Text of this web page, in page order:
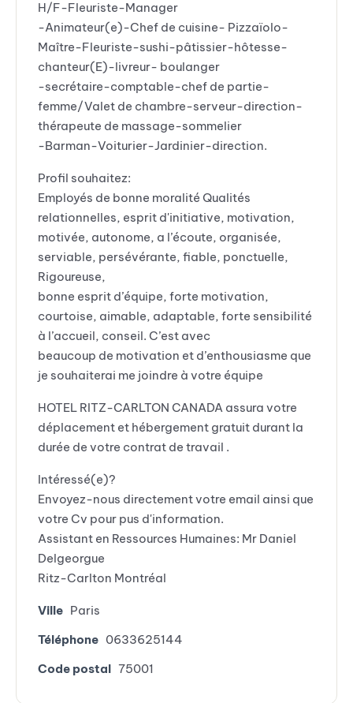
H/F-Fleuriste-Manager
-Animateur(e)-Chef de cuisine- Pizzaïolo-
Maître-Fleuriste-sushi-pâtissier-hôtesse-
chanteur(E)-livreur- boulanger
-secrétaire-comptable-chef de partie-
femme/Valet de chambre-serveur-direction-
thérapeute de massage-sommelier
-Barman-Voiturier-Jardinier-direction.
Profil souhaitez:
Employés de bonne moralité Qualités
relationnelles, esprit d'initiative, motivation,
motivée, autonome, a l’écoute, organisée,
serviable, persévérante, fiable, ponctuelle,
Rigoureuse,
bonne esprit d’équipe, forte motivation,
courtoise, aimable, adaptable, forte sensibilité
à l’accueil, conseil. C’est avec
beaucoup de motivation et d’enthousiasme que
je souhaiterai me joindre à votre équipe
HOTEL RITZ-CARLTON CANADA assura votre
déplacement et hébergement gratuit durant la
durée de votre contrat de travail .
Intéressé(e)?
Envoyez-nous directement votre email ainsi que
votre Cv pour pus d'information.
Assistant en Ressources Humaines: Mr Daniel
Delgeorgue
Ritz-Carlton Montréal
Ville Paris
Téléphone 0633625144
Code postal 75001